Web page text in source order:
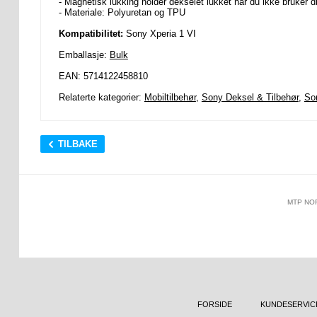
- Materiale: Polyuretan og TPU
Kompatibilitet: Sony Xperia 1 VI
Emballasje: Bulk
EAN: 5714122458810
Relaterte kategorier: Mobiltilbehør, Sony Deksel & Tilbehør,
TILBAKE
MTP
FORSIDE